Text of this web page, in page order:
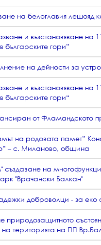
на белоглавия лешояд
и възстановяване
българските гори”
на дейности за
и възстановяване
българските гори“
от Фламандското
на родовата памет”
– с. Миланово, община
създаване на
"Врачански Балкан"
доброволци - за еко
природозащитното
територията на ПП